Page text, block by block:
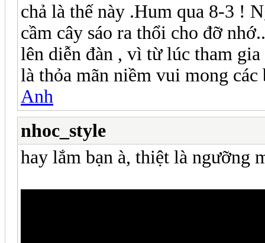
chả là thế này .Hum qua 8-3 !
cầm cây sáo ra thổi cho đỡ
lên diễn đàn , vì từ lúc tham
là thỏa mãn niềm vui mong các
Anh
nhoc_style
hay lắm bạn à, thiệt là ngưỡng